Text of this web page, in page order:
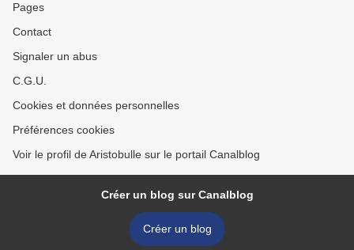
Pages
Contact
Signaler un abus
C.G.U.
Cookies et données personnelles
Préférences cookies
Voir le profil de Aristobulle sur le portail Canalblog
Créer un blog sur Canalblog
Créer un blog